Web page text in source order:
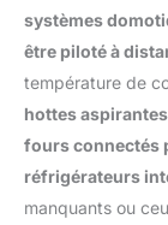
systèmes
être piloté à
température de
hottes
fours connectés
réfrigérateurs
manquants ou